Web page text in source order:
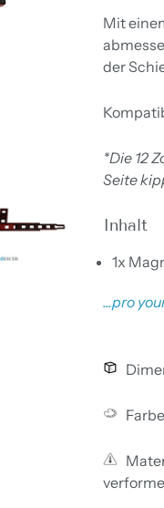
Mit
der
*Die 12
Seite
Inhalt
1x
...pro